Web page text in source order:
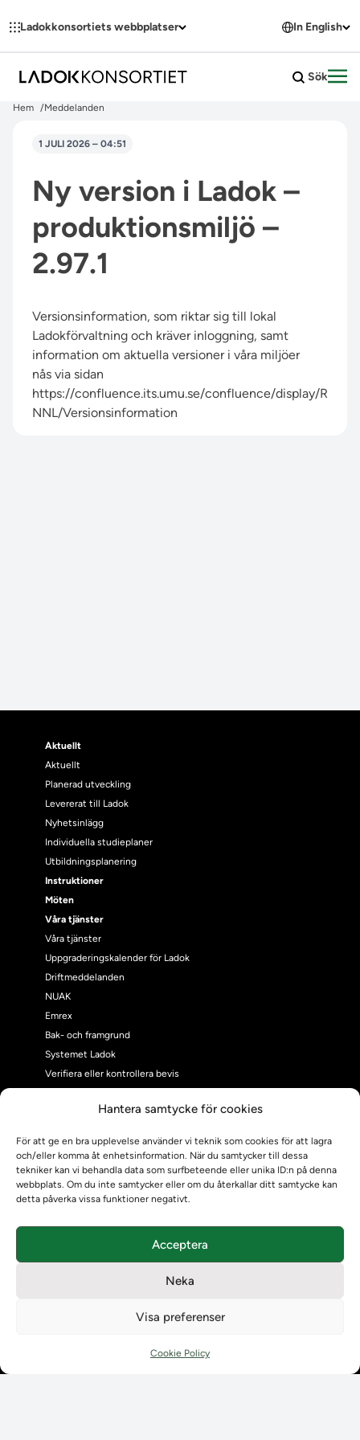
Hantera samtycke för cookies
För att ge en bra upplevelse använder vi teknik som cookies för att lagra
och/eller komma åt enhetsinformation. När du samtycker till dessa
tekniker kan vi behandla data som surfbeteende eller unika ID:n på denna
webbplats. Om du inte samtycker eller om du återkallar ditt samtycke kan
detta påverka vissa funktioner negativt.
Acceptera
Neka
Visa preferenser
Cookie Policy
Ladokkonsortiets webbplatser In English
Sök
Hem Meddelanden
1 JULI 2026 – 04:51
Ny version i Ladok –
produktionsmiljö –
2.97.1
Versionsinformation, som riktar sig till lokal
Ladokförvaltning och kräver inloggning, samt
information om aktuella versioner i våra miljöer
nås via sidan
https://confluence.its.umu.se/confluence/display/R
NNL/Versionsinformation
Aktuellt
Aktuellt
Planerad utveckling
Levererat till Ladok
Nyhetsinlägg
Individuella studieplaner
Utbildningsplanering
Instruktioner
Möten
Våra tjänster
Våra tjänster
Uppgraderingskalender för Ladok
Driftmeddelanden
NUAK
Emrex
Bak- och framgrund
Systemet Ladok
Verifiera eller kontrollera bevis
Om Ladokkonsortiet
Ladokkonsortiet internationellt
Vision, strategi och produktplan
Användarkontakter
Kontaktuppgifter till lärosätenas Ladoksupport